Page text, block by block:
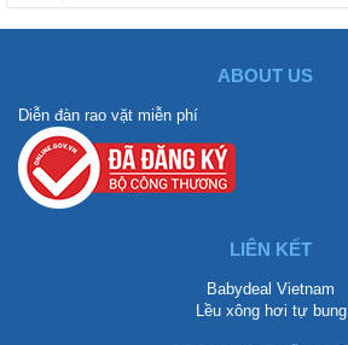
ABOUT US
Diễn đàn rao vặt miễn phí
LIÊN KẾT
Babydeal Vietnam
Lều xông hơi tự bung